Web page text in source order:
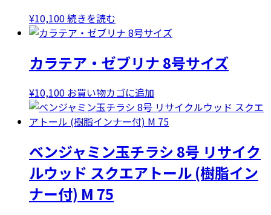
¥10,100続きを読む
カラテア・ゼブリナ 8号サイズ
¥10,100 お買い物カゴに追加
ベンジャミン玉チラシ 8号 リサイク
ルウッド スクエアトール (樹脂イン
ナー付) M 75